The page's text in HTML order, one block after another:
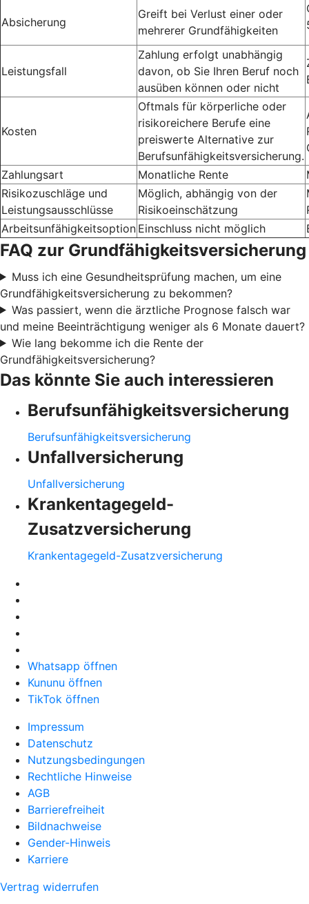
Absicherung
Greift bei Verlust einer oder
mehrerer Grundfähigkeiten
Leistungsfall
Zahlung erfolgt unabhängig
davon, ob Sie Ihren Beruf noch
ausüben können oder nicht
Kosten
Oftmals für körperliche oder
risikoreichere Berufe eine
preiswerte Alternative zur
Berufsunfähigkeitsversicherung.
Zahlungsart
Monatliche Rente
Risikozuschläge und
Leistungsausschlüsse
Möglich, abhängig von der
Risikoeinschätzung
Arbeitsunfähigkeitsoption Einschluss nicht möglich
FAQ zur Grundfähigkeitsversicherung
Muss ich eine Gesundheitsprüfung machen, um eine
Grundfähigkeitsversicherung zu bekommen?
Was passiert, wenn die ärztliche Prognose falsch war
und meine Beeinträchtigung weniger als 6 Monate dauert?
Wie lang bekomme ich die Rente der
Grundfähigkeitsversicherung?
Das könnte Sie auch interessieren
Berufsunfähigkeitsversicherung
Berufsunfähigkeitsversicherung
Unfallversicherung
Unfallversicherung
Krankentagegeld-
Zusatzversicherung
Krankentagegeld-Zusatzversicherung
Whatsapp öffnen
Kununu öffnen
TikTok öffnen
Impressum
Datenschutz
Nutzungsbedingungen
Rechtliche Hinweise
AGB
Barrierefreiheit
Bildnachweise
Gender-Hinweis
Karriere
Vertrag widerrufen